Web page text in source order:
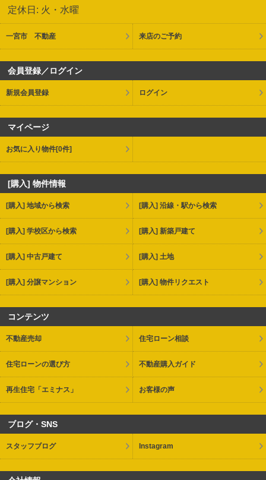
定休日: 火・水曜
一宮市 不動産 来店のご予約
会員登録／ログイン
新規会員登録 ログイン
マイページ
お気に入り物件[0件]
[購入] 物件情報
[購入] 地域から検索 [購入] 沿線・駅から検索
[購入] 学校区から検索 [購入] 新築戸建て
[購入] 中古戸建て [購入] 土地
[購入] 分譲マンション [購入] 物件リクエスト
コンテンツ
不動産売却 住宅ローン相談
住宅ローンの選び方 不動産購入ガイド
再生住宅「エミナス」 お客様の声
ブログ・SNS
スタッフブログ Instagram